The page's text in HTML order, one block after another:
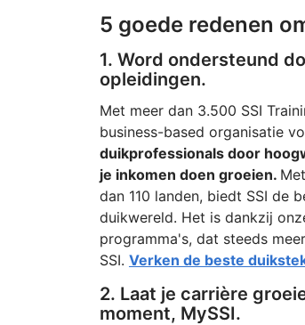
5 goede redenen
1. Word ondersteund
opleidingen.
Met meer dan 3.500 SSI
business-based organisatie
duikprofessionals door
je inkomen doen groeien.
dan 110 landen, biedt SSI de
duikwereld. Het is dankzij
programma's, dat steeds
SSI. Verken de beste
2. Laat je carrière
moment, MySSI.